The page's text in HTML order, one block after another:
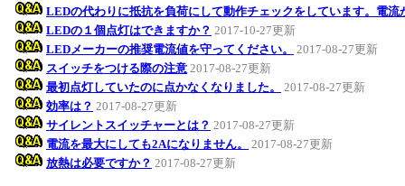
LEDの代わりに抵抗を負荷にして動作チェックをしています。電流
LEDの１個点灯はできますか？ 2017-10-27更新
LEDメーカーの推奨電流値を守ってください。
2017-08-27更新
スイッチをつける際の注意 2017-08-27更新
最初点灯していたのに点かなくなりました。
2017-08-27更新
効率は？ 2017-08-27更新
サイレントスイッチャーとは？ 2017-08-27更新
電流を最大にしても2Aになりません。
2017-08-27更新
放熱は必要ですか？ 2017-08-27更新